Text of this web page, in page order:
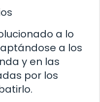
a lo
a los
y en las
por los